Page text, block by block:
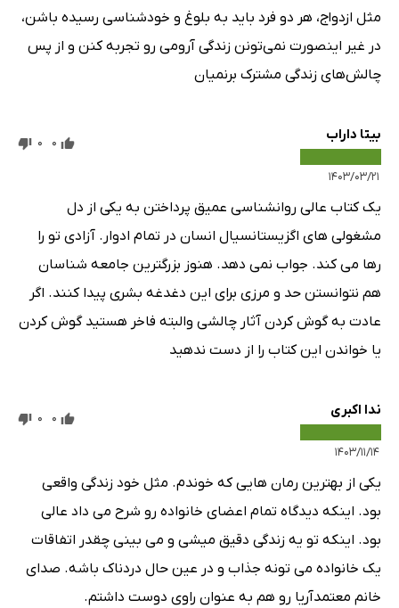
مثل ازدواج، هر دو فرد باید به بلوغ و خودشناسی رسیده باشن،
در غیر اینصورت نمی‌تونن زندگی آرومی رو تجربه کنن و از پس
چالش‌های زندگی مشترک برنمیان
بیتا داراب
۱۴۰۳/۰۳/۲۱
0
0
یک کتاب عالی روانشناسی عمیق پرداختن به یکی از دل
مشغولی های اگزیستانسیال انسان در تمام ادوار. آزادی تو را
رها می کند. جواب نمی دهد. هنوز بزرگترین جامعه شناسان
هم نتوانستن حد و مرزی برای این دغدغه بشری پیدا کنند. اگر
عادت به گوش کردن آثار چالشی والبته فاخر هستید گوش کردن
یا خواندن این کتاب را از دست ندهید
ندا اکبری
۱۴۰۳/۱۱/۱۴
0
0
یکی از بهترین رمان هایی که خوندم. مثل خود زندگی واقعی
بود. اینکه دیدگاه تمام اعضای خانواده رو شرح می داد عالی
بود. اینکه تو یه زندگی دقیق میشی و می بینی چقدر اتفاقات
یک خانواده می تونه جذاب و در عین حال دردناک باشه. صدای
خانم معتمدآریا رو هم به عنوان راوی دوست داشتم.